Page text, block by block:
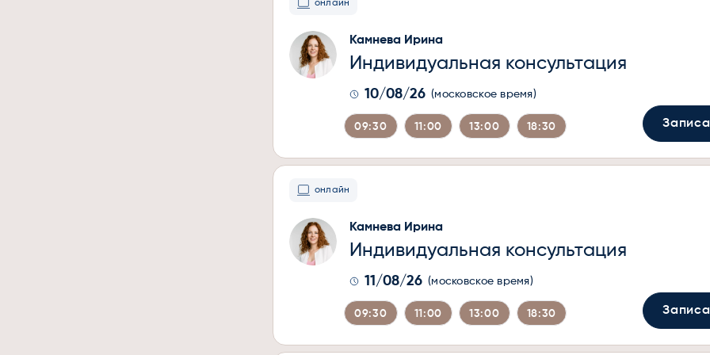
онлайн
Камнева Ирина
Индивидуальная консультация
10/08/26 (московское время)
09:30 11:00 13:00 18:30
онлайн
Камнева Ирина
Индивидуальная консультация
11/08/26 (московское время)
09:30 11:00 13:00 18:30